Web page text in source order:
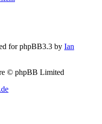
for phpBB3.3 by Ian
© phpBB Limited